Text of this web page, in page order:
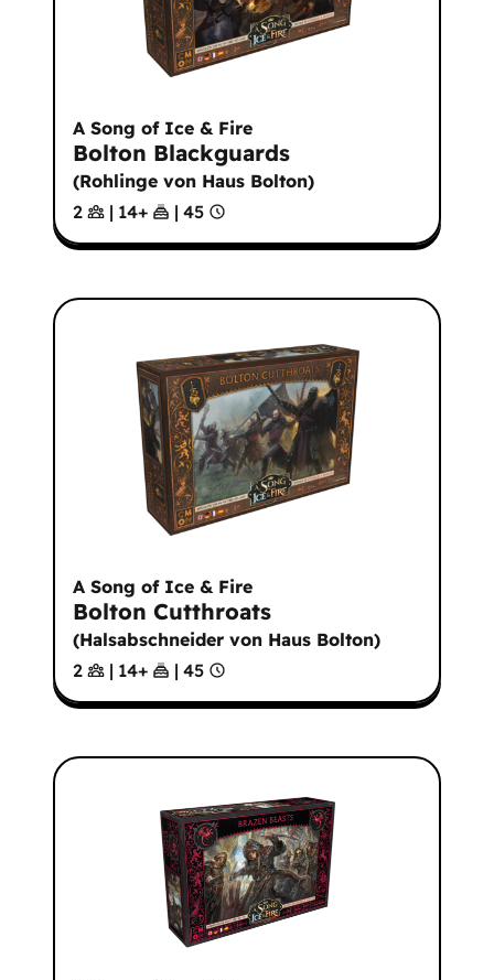
A Song of Ice & Fire
Bolton Blackguards
(Rohlinge von Haus Bolton)
2
| 14+ | 45
A Song of Ice & Fire
Bolton Cutthroats
(Halsabschneider von Haus Bolton)
2
| 14+ | 45